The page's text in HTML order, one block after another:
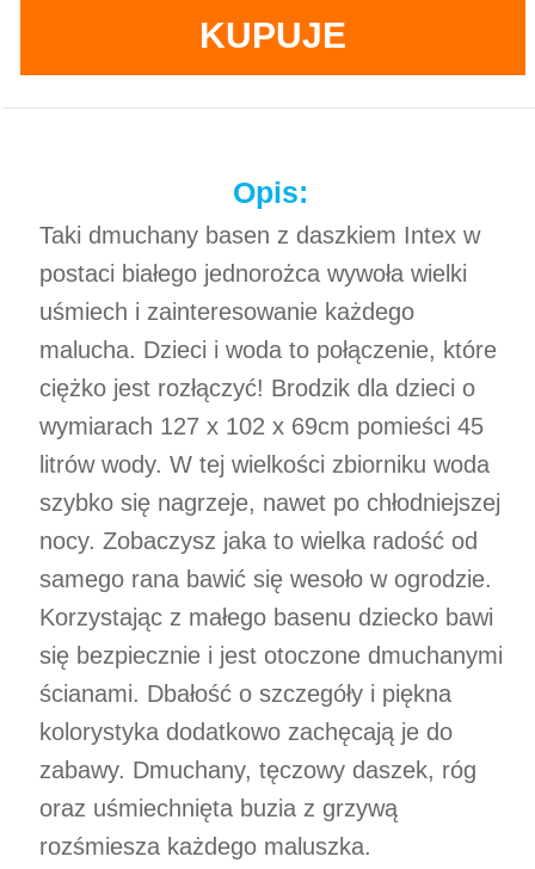
KUPUJE
Opis:
Taki dmuchany basen z daszkiem Intex w
postaci białego jednorożca wywoła wielki
uśmiech i zainteresowanie każdego
malucha. Dzieci i woda to połączenie, które
ciężko jest rozłączyć! Brodzik dla dzieci o
wymiarach 127 x 102 x 69cm pomieści 45
litrów wody. W tej wielkości zbiorniku woda
szybko się nagrzeje, nawet po chłodniejszej
nocy. Zobaczysz jaka to wielka radość od
samego rana bawić się wesoło w ogrodzie.
Korzystając z małego basenu dziecko bawi
się bezpiecznie i jest otoczone dmuchanymi
ścianami. Dbałość o szczegóły i piękna
kolorystyka dodatkowo zachęcają je do
zabawy. Dmuchany, tęczowy daszek, róg
oraz uśmiechnięta buzia z grzywą
rozśmiesza każdego maluszka.